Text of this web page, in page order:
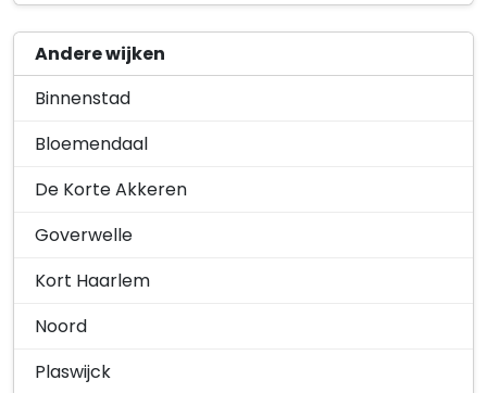
Andere wijken
Binnenstad
Bloemendaal
De Korte Akkeren
Goverwelle
Kort Haarlem
Noord
Plaswijck